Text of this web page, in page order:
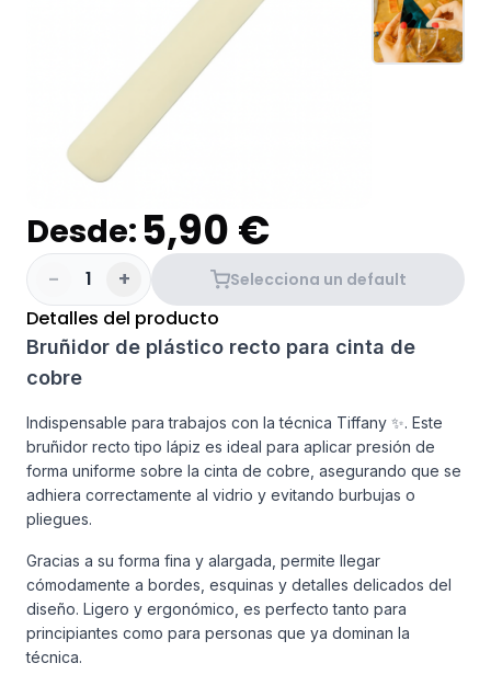
Desde: 5,90 €
- 1 + Selecciona un default
Detalles del producto
Bruñidor de plástico recto para cinta de
cobre
Indispensable para trabajos con la técnica Tiffany ✨. Este
bruñidor recto tipo lápiz es ideal para aplicar presión de
forma uniforme sobre la cinta de cobre, asegurando que se
adhiera correctamente al vidrio y evitando burbujas o
pliegues.
Gracias a su forma fina y alargada, permite llegar
cómodamente a bordes, esquinas y detalles delicados del
diseño. Ligero y ergonómico, es perfecto tanto para
principiantes como para personas que ya dominan la
técnica.